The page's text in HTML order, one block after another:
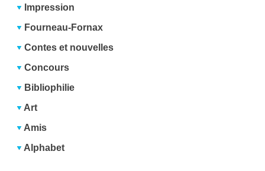
Impression
Fourneau-Fornax
Contes et nouvelles
Concours
Bibliophilie
Art
Amis
Alphabet